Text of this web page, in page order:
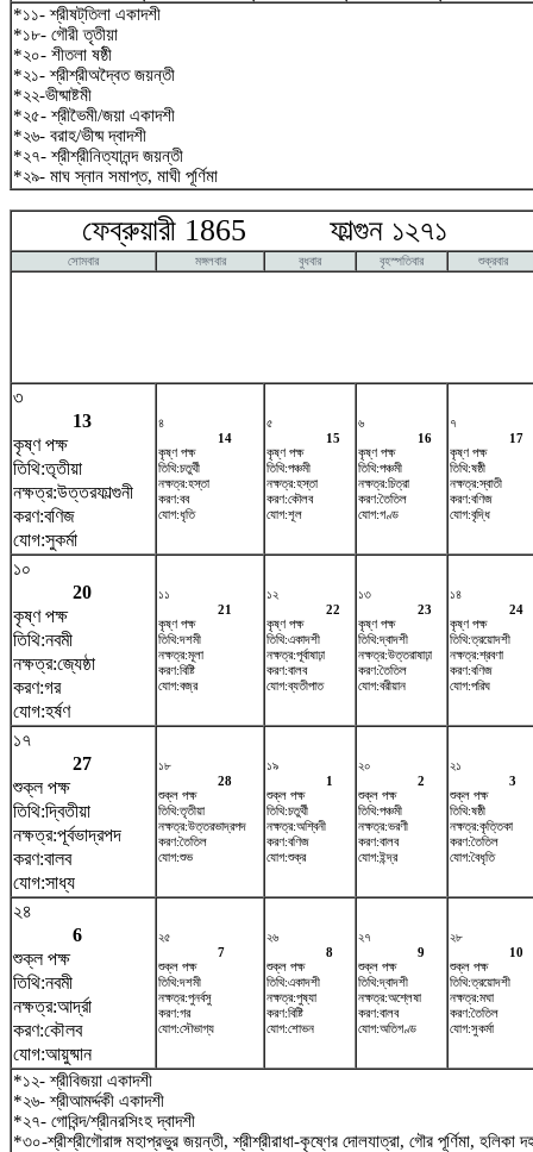
*১১- শ্রীষট্‌তিলা একাদশী
*১৮- গৌরী তৃতীয়া
*২০- শীতলা ষষ্ঠী
*২১- শ্রীশ্রীঅদ্বৈত জয়ন্তী
*২২-ভীষ্মাষ্টমী
*২৫- শ্রীভৈমী/জয়া একাদশী
*২৬- বরাহ/ভীষ্ম দ্বাদশী
*২৭- শ্রীশ্রীনিত্যানন্দ জয়ন্তী
*২৯- মাঘ স্নান সমাপ্ত, মাঘী পূর্ণিমা
ফেব্রুয়ারী 1865 ফাল্গুন ১২৭১
সোমবার মঙ্গলবার বুধবার বৃহস্পতিবার শুক্রবার
৩
13
কৃষ্ণ পক্ষ
তিথি:তৃতীয়া
নক্ষত্র:উত্তরফাল্গুনী
করণ:বণিজ
যোগ:সুকর্মা
৪
14
কৃষ্ণ পক্ষ
তিথি:চতুর্থী
নক্ষত্র:হস্তা
করণ:বব
যোগ:ধৃতি
৫
15
কৃষ্ণ পক্ষ
তিথি:পঞ্চমী
নক্ষত্র:হস্তা
করণ:কৌলব
যোগ:শূল
৬
16
কৃষ্ণ পক্ষ
তিথি:পঞ্চমী
নক্ষত্র:চিত্রা
করণ:তৈতিল
যোগ:গণ্ড
৭
17
কৃষ্ণ পক্ষ
তিথি:ষষ্ঠী
নক্ষত্র:স্বাতী
করণ:বণিজ
যোগ:বৃদ্ধি
১০
20
কৃষ্ণ পক্ষ
তিথি:নবমী
নক্ষত্র:জ্যেষ্ঠা
করণ:গর
যোগ:হর্ষণ
১১
21
কৃষ্ণ পক্ষ
তিথি:দশমী
নক্ষত্র:মূলা
করণ:বিষ্টি
যোগ:বজ্র
১২
22
কৃষ্ণ পক্ষ
তিথি:একাদশী
নক্ষত্র:পূর্বাষাঢ়া
করণ:বালব
যোগ:ব্যতীপাত
১৩
23
কৃষ্ণ পক্ষ
তিথি:দ্বাদশী
নক্ষত্র:উত্তরাষাঢ়া
করণ:তৈতিল
যোগ:বরীয়ান
১৪
24
কৃষ্ণ পক্ষ
তিথি:ত্রয়োদশী
নক্ষত্র:শ্রবণা
করণ:বণিজ
যোগ:পরিঘ
১৭
27
শুক্ল পক্ষ
তিথি:দ্বিতীয়া
নক্ষত্র:পূর্বভাদ্রপদ
করণ:বালব
যোগ:সাধ্য
১৮
28
শুক্ল পক্ষ
তিথি:তৃতীয়া
নক্ষত্র:উত্তরভাদ্রপদ
করণ:তৈতিল
যোগ:শুভ
১৯
1
শুক্ল পক্ষ
তিথি:চতুর্থী
নক্ষত্র:অশ্বিনী
করণ:বণিজ
যোগ:শুক্র
২০
2
শুক্ল পক্ষ
তিথি:পঞ্চমী
নক্ষত্র:ভরণী
করণ:বালব
যোগ:ইন্দ্র
২১
3
শুক্ল পক্ষ
তিথি:ষষ্ঠী
নক্ষত্র:কৃত্তিকা
করণ:তৈতিল
যোগ:বৈধৃতি
২৪
6
শুক্ল পক্ষ
তিথি:নবমী
নক্ষত্র:আর্দ্রা
করণ:কৌলব
যোগ:আয়ুষ্মান
২৫
7
শুক্ল পক্ষ
তিথি:দশমী
নক্ষত্র:পুনর্বসু
করণ:গর
যোগ:সৌভাগ্য
২৬
8
শুক্ল পক্ষ
তিথি:একাদশী
নক্ষত্র:পুষ্যা
করণ:বিষ্টি
যোগ:শোভন
২৭
9
শুক্ল পক্ষ
তিথি:দ্বাদশী
নক্ষত্র:অশ্লেষা
করণ:বালব
যোগ:অতিগণ্ড
২৮
10
শুক্ল পক্ষ
তিথি:ত্রয়োদশী
নক্ষত্র:মঘা
করণ:তৈতিল
যোগ:সুকর্মা
*১২- শ্রীবিজয়া একাদশী
*২৬- শ্রীআমর্দ্দকী একাদশী
*২৭- গোবিন্দ/শ্রীনরসিংহ দ্বাদশী
*৩০-শ্রীশ্রীগৌরাঙ্গ মহাপ্রভুর জয়ন্তী, শ্রীশ্রীরাধা-কৃষ্ণের দোলযাত্রা, গৌর পূর্ণিমা, হলিকা